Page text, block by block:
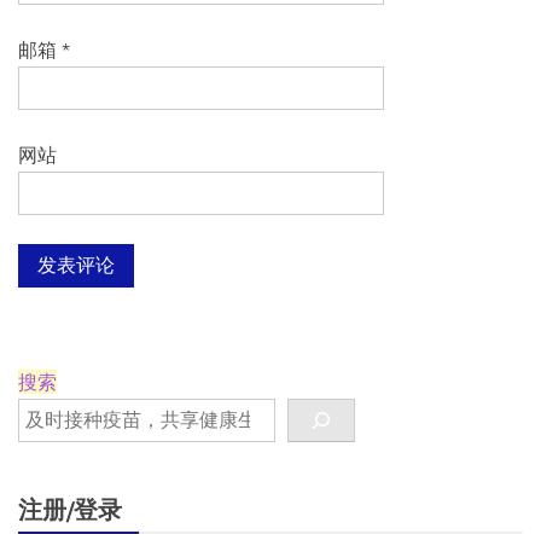
邮箱 *
网站
搜索
注册/登录